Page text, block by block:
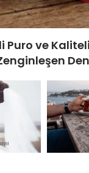
Puro ve